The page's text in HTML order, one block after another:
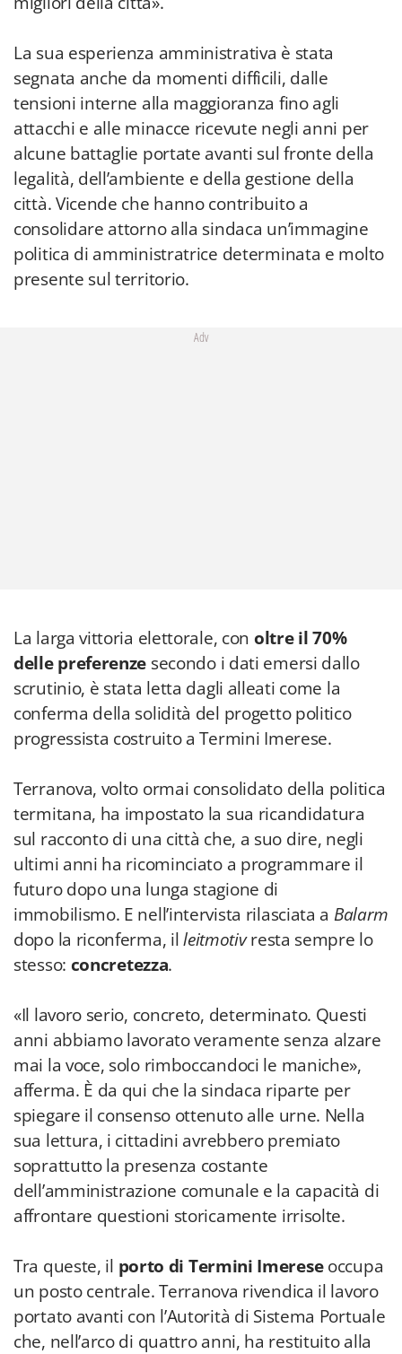
La sua esperienza amministrativa è stata
segnata anche da momenti difficili, dalle
tensioni interne alla maggioranza fino agli
attacchi e alle minacce ricevute negli anni per
alcune battaglie portate avanti sul fronte della
legalità, dell’ambiente e della gestione della
città. Vicende che hanno contribuito a
consolidare attorno alla sindaca un’immagine
politica di amministratrice determinata e molto
presente sul territorio.
Adv
La larga vittoria elettorale, con oltre il 70%
delle preferenze secondo i dati emersi dallo
scrutinio, è stata letta dagli alleati come la
conferma della solidità del progetto politico
progressista costruito a Termini Imerese.
Terranova, volto ormai consolidato della politica
termitana, ha impostato la sua ricandidatura
sul racconto di una città che, a suo dire, negli
ultimi anni ha ricominciato a programmare il
futuro dopo una lunga stagione di
immobilismo. E nell’intervista rilasciata a Balarm
dopo la riconferma, illeitmotivresta sempre lo
stesso: concretezza.
«Il lavoro serio, concreto, determinato. Questi
anni abbiamo lavorato veramente senza alzare
mai la voce, solo rimboccandoci le maniche»,
afferma. È da qui che la sindaca riparte per
spiegare il consenso ottenuto alle urne. Nella
sua lettura, i cittadini avrebbero premiato
soprattutto la presenza costante
dell’amministrazione comunale e la capacità di
affrontare questioni storicamente irrisolte.
Tra queste, il porto di Termini Imereseoccupa
un posto centrale. Terranova rivendica il lavoro
portato avanti con l’Autorità di Sistema Portuale
che, nell’arco di quattro anni, ha restituito alla